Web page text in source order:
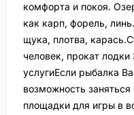
комфорта и покоя.
как карп, форель,
щука, плотва,
человек, прокат
услугиЕсли рыбалка
возможность
площадки для игры в